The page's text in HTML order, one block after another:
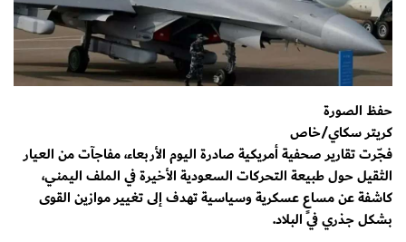
حفظ الصورة
كريتر سكاي/خاص
فجّرت تقارير صحفية أمريكية صادرة اليوم الأربعاء، مفاجآت من العيار
الثقيل حول طبيعة التحركات السعودية الأخيرة في الملف اليمني،
كاشفة عن مساعٍ عسكرية وسياسية تهدف إلى تغيير موازين القوى
بشكل جذري في البلاد.